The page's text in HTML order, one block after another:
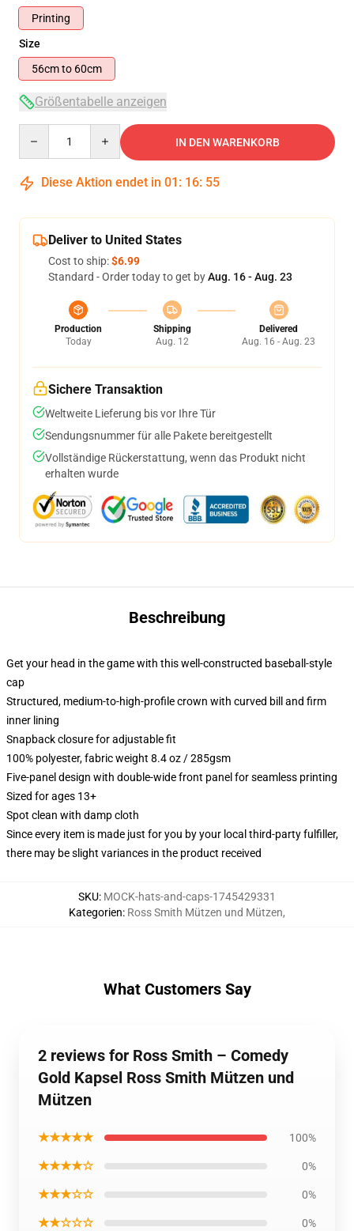
Printing
Size
56cm to 60cm
Größentabelle anzeigen
IN DEN WARENKORB
Diese Aktion endet in 01 : 16: 54
Deliver to United States
Cost to ship:$6.99
Standard - Order today to get byAug. 16 - Aug. 23
Production
Today
Shipping
Aug. 12
Delivered
Aug. 16 - Aug. 23
Sichere Transaktion
Weltweite Lieferung bis vor Ihre Tür
Sendungsnummer für alle Pakete bereitgestellt
Vollständige Rückerstattung, wenn das Produkt nicht
erhalten wurde
Beschreibung
Get your head in the game with this well-constructed baseball-style
cap
Structured, medium-to-high-profile crown with curved bill and firm
inner lining
Snapback closure for adjustable fit
100% polyester, fabric weight 8.4 oz / 285gsm
Five-panel design with double-wide front panel for seamless printing
Sized for ages 13+
Spot clean with damp cloth
Since every item is made just for you by your local third-party fulfiller,
there may be slight variances in the product received
SKU: MOCK-hats-and-caps-1745429331
Kategorien: Ross Smith Mützen und Mützen,
What Customers Say
2 reviews for Ross Smith – Comedy
Gold Kapsel Ross Smith Mützen und
Mützen
★★★★★ 100%
★★★★☆ 0%
★★★☆☆ 0%
★★☆☆☆ 0%